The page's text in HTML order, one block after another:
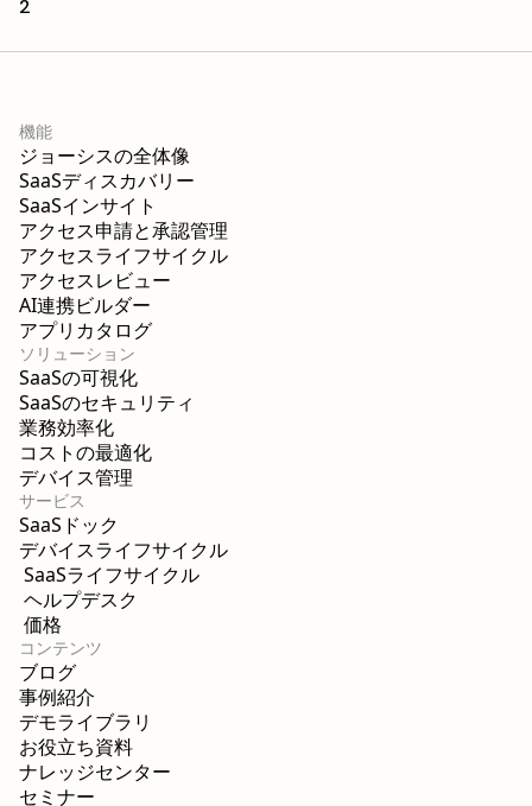
機能
ジョーシスの全体像
SaaSディスカバリー
SaaSインサイト
アクセス申請と承認管理
アクセスライフサイクル
アクセスレビュー
AI連携ビルダー
アプリカタログ
ソリューション
SaaSの可視化
SaaSのセキュリティ
業務効率化
コストの最適化
デバイス管理
サービス
SaaSドック
デバイスライフサイクル
SaaSライフサイクル
ヘルプデスク
価格
コンテンツ
ブログ
事例紹介
デモライブラリ
お役立ち資料
ナレッジセンター
セミナー